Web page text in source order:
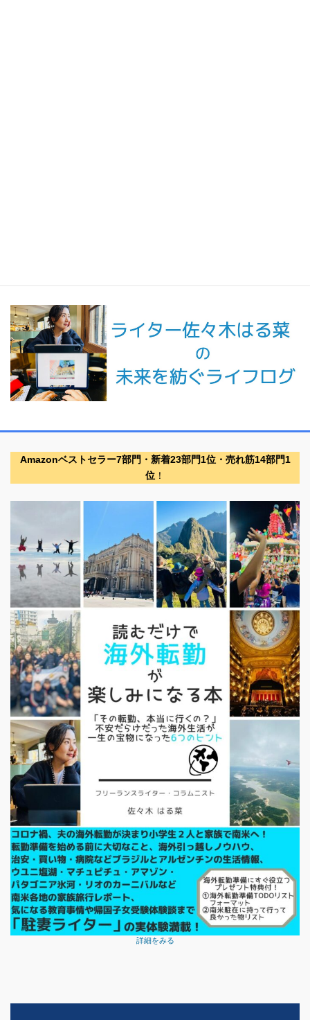
Amazonベストセラー7部門・新着23部門1位・売れ筋14部門1
位 ！
詳細をみる